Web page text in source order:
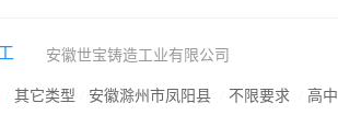
安徽世宝铸造工业有限公司
其它类型 安徽滁州市凤阳县 不限要求 高中